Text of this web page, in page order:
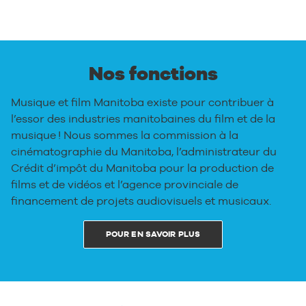
Nos fonctions
Musique et film Manitoba existe pour contribuer à
l’essor des industries manitobaines du film et de la
musique ! Nous sommes la commission à la
cinématographie du Manitoba, l’administrateur du
Crédit d’impôt du Manitoba pour la production de
films et de vidéos et l’agence provinciale de
financement de projets audiovisuels et musicaux.
POUR EN SAVOIR PLUS